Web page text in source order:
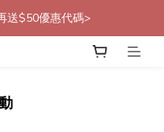
<立即註冊>
送$50優惠代碼>